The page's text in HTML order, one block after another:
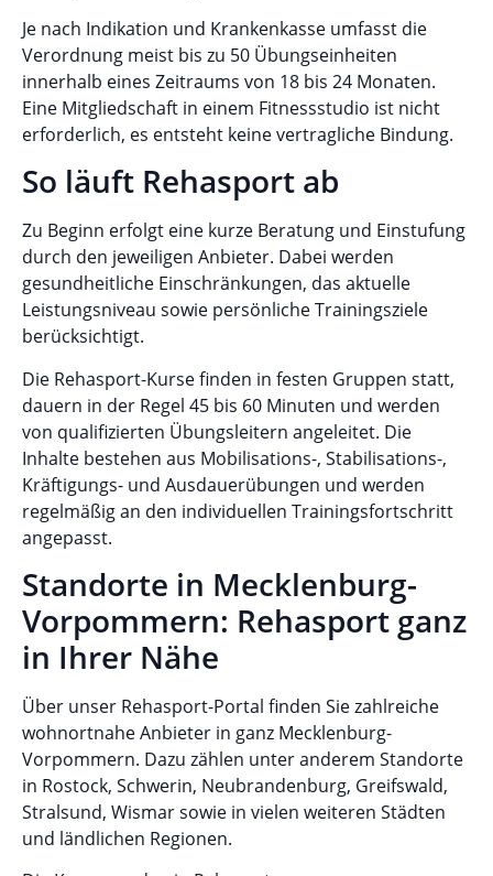
Je nach Indikation und Krankenkasse umfasst die
Verordnung meist bis zu 50 Übungseinheiten
innerhalb eines Zeitraums von 18 bis 24 Monaten.
Eine Mitgliedschaft in einem Fitnessstudio ist nicht
erforderlich, es entsteht keine vertragliche Bindung.
So läuft Rehasport ab
Zu Beginn erfolgt eine kurze Beratung und Einstufung
durch den jeweiligen Anbieter. Dabei werden
gesundheitliche Einschränkungen, das aktuelle
Leistungsniveau sowie persönliche Trainingsziele
berücksichtigt.
Die Rehasport-Kurse finden in festen Gruppen statt,
dauern in der Regel 45 bis 60 Minuten und werden
von qualifizierten Übungsleitern angeleitet. Die
Inhalte bestehen aus Mobilisations-, Stabilisations-,
Kräftigungs- und Ausdauerübungen und werden
regelmäßig an den individuellen Trainingsfortschritt
angepasst.
Standorte in Mecklenburg-
Vorpommern: Rehasport ganz
in Ihrer Nähe
Über unser Rehasport-Portal finden Sie zahlreiche
wohnortnahe Anbieter in ganz Mecklenburg-
Vorpommern. Dazu zählen unter anderem Standorte
in Rostock, Schwerin, Neubrandenburg, Greifswald,
Stralsund, Wismar sowie in vielen weiteren Städten
und ländlichen Regionen.